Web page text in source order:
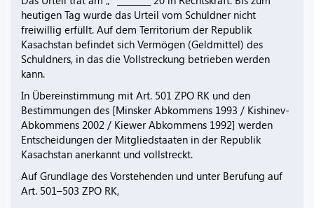
heutigen Tag wurde das Urteil vom Schuldner nicht
freiwillig erfüllt. Auf dem Territorium der Republik
Kasachstan befindet sich Vermögen (Geldmittel) des
Schuldners, in das die Vollstreckung betrieben werden
kann.
In Übereinstimmung mit Art. 501 ZPO RK und den
Bestimmungen des [Minsker Abkommens 1993 / Kishinev-
Abkommens 2002 / Kiewer Abkommens 1992] werden
Entscheidungen der Mitgliedstaaten in der Republik
Kasachstan anerkannt und vollstreckt.
Auf Grundlage des Vorstehenden und unter Berufung auf
Art. 501–503 ZPO RK,